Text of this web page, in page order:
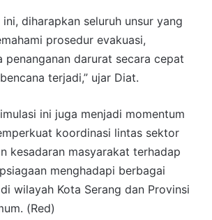
diharapkan seluruh unsur yang
prosedur evakuasi,
penanganan darurat secara cepat
terjadi,” ujar Diat.
ini juga menjadi momentum
koordinasi lintas sektor
kesadaran masyarakat terhadap
menghadapi berbagai
wilayah Kota Serang dan Provinsi
(Red)